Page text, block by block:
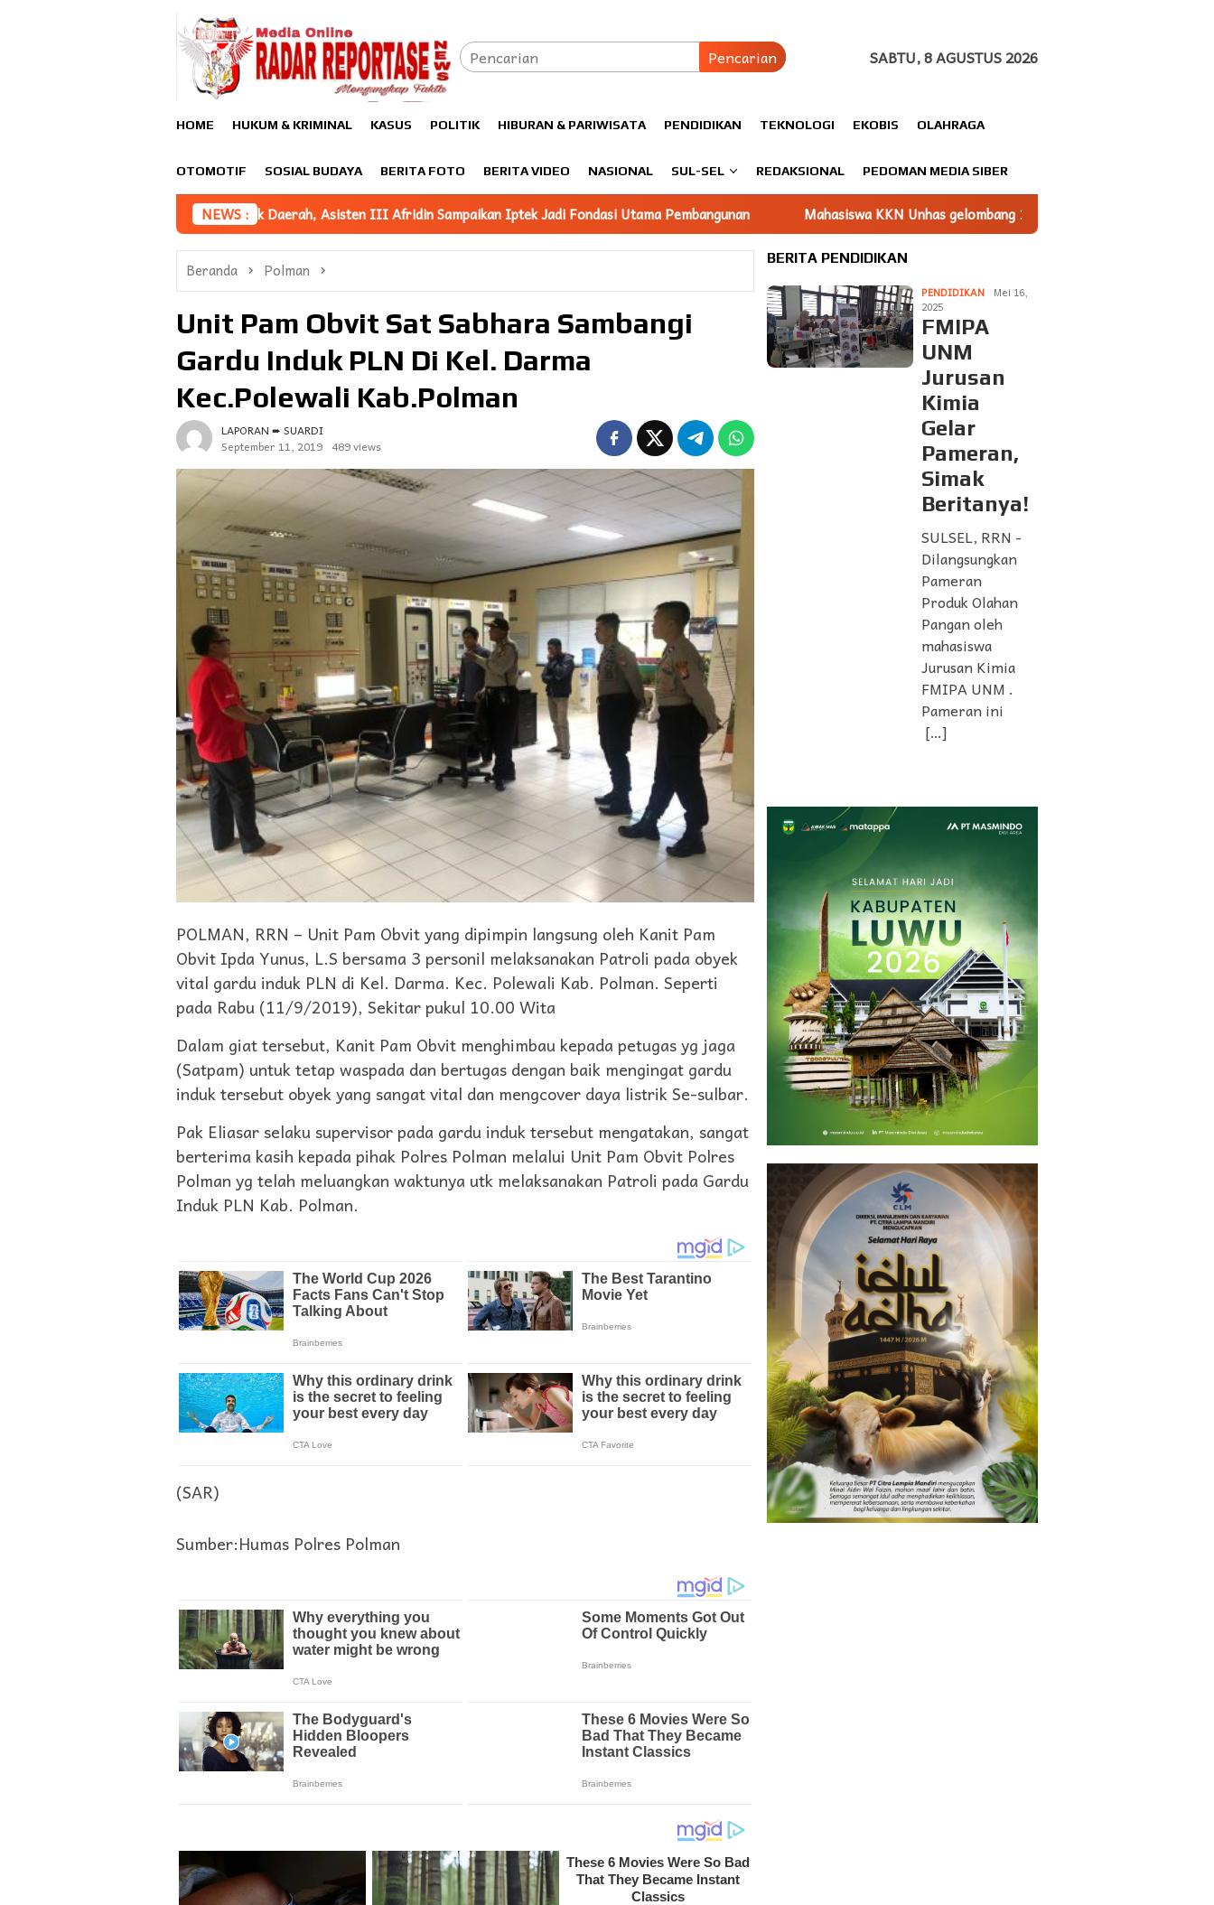
Pencarian SABTU, 8 AGUSTUS 2026
HOME HUKUM & KRIMINAL KASUS POLITIK HIBURAN & PARIWISATA PENDIDIKAN TEKNOLOGI EKOBIS OLAHRAGA
OTOMOTIF SOSIAL BUDAYA BERITA FOTO BERITA VIDEO NASIONAL SUL-SEL REDAKSIONAL PEDOMAN MEDIA SIBER
NEWS :
Pemajuan Iptek Daerah, Asisten III Afridin Sampaikan Iptek Jadi Fondasi Utama Pembangunan Mahasiswa KKN Unhas gelombang 116 Dampingi UMKM Minasatene Bangun Odentitas
Beranda Polman
Unit Pam Obvit Sat Sabhara Sambangi
Gardu Induk PLN Di Kel. Darma
Kec.Polewali Kab.Polman
LAPORAN ➨ SUARDI
September 11, 2019 489 views
POLMAN, RRN – Unit Pam Obvit yang dipimpin langsung oleh Kanit Pam
Obvit Ipda Yunus, L.S bersama 3 personil melaksanakan Patroli pada obyek
vital gardu induk PLN di Kel. Darma. Kec. Polewali Kab. Polman. Seperti
pada Rabu (11/9/2019), Sekitar pukul 10.00 Wita
Dalam giat tersebut, Kanit Pam Obvit menghimbau kepada petugas yg jaga
(Satpam) untuk tetap waspada dan bertugas dengan baik mengingat gardu
induk tersebut obyek yang sangat vital dan mengcover daya listrik Se-sulbar.
Pak Eliasar selaku supervisor pada gardu induk tersebut mengatakan, sangat
berterima kasih kepada pihak Polres Polman melalui Unit Pam Obvit Polres
Polman yg telah meluangkan waktunya utk melaksanakan Patroli pada Gardu
Induk PLN Kab. Polman.
(SAR)
Sumber:Humas Polres Polman
BERITA PENDIDIKAN
PENDIDIKAN
Mei 16,
2025
FMIPA
UNM
Jurusan
Kimia
Gelar
Pameran,
Simak
Beritanya!
SULSEL, RRN -
Dilangsungkan
Pameran
Produk Olahan
Pangan oleh
mahasiswa
Jurusan Kimia
FMIPA UNM .
Pameran ini
[…]